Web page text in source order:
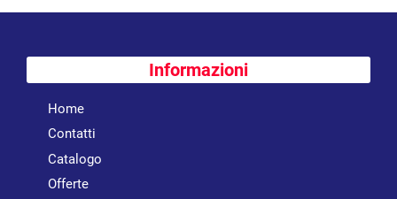
Informazioni
Home
Contatti
Catalogo
Offerte